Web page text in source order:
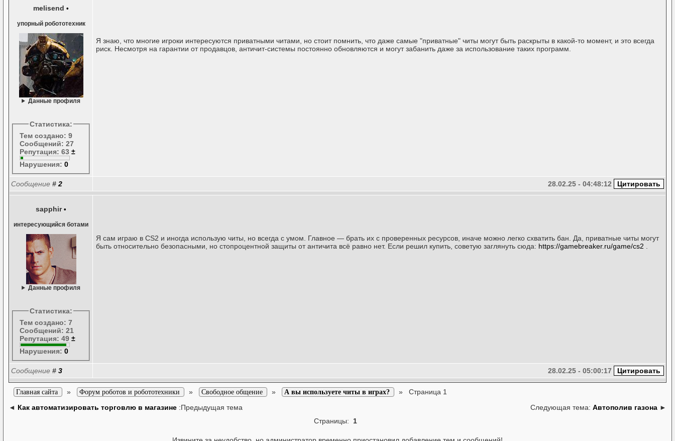
melisend •
упорный робототехник
Данные профиля
Статистика:
Тем создано: 9
Сообщений: 27
Репутация: 63 ±
Нарушения: 0
Я знаю, что многие игроки интересуются приватными читами, но стоит помнить, что даже самые "приватные" читы могут быть раскрыты в какой-то момент, и это всегда
риск. Несмотря на гарантии от продавцов, античит-системы постоянно обновляются и могут забанить даже за использование таких программ.
Сообщение # 2 28.02.25 - 04:48:12
sapphir •
интересующийся ботами
Данные профиля
Статистика:
Тем создано: 7
Сообщений: 21
Репутация: 49 ±
Нарушения: 0
Я сам играю в CS2 и иногда использую читы, но всегда с умом. Главное — брать их с проверенных ресурсов, иначе можно легко схватить бан. Да, приватные читы могут
быть относительно безопасными, но стопроцентной защиты от античита всё равно нет. Если решил купить, советую заглянуть сюда: https://gamebreaker.ru/game/cs2
Сообщение # 3 28.02.25 - 05:00:17
Главная сайта » Форум роботов и робототехники » Свободное общение » А вы используете читы в играх? » Страница 1
◄ Как автоматизировать торговлю в магазине :Предыдущая тема Следующая тема: Автополив газона ►
Страницы: 1